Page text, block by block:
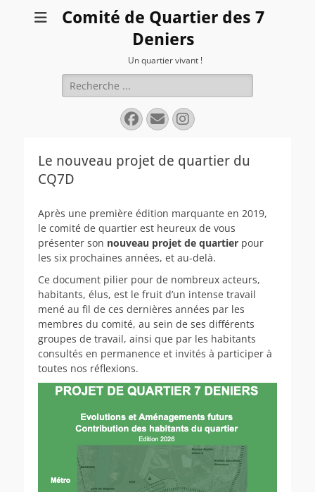
Comité de Quartier des 7
Deniers
Un quartier vivant !
Rechercher :
Facebook
E-
mail
Instagram
Le nouveau projet de quartier du
CQ7D
Après une première édition marquante en 2019,
le comité de quartier est heureux de vous
présenter son nouveau projet de quartier pour
les six prochaines années, et au-delà.
Ce document pilier pour de nombreux acteurs,
habitants, élus, est le fruit d’un intense travail
mené au fil de ces dernières années par les
membres du comité, au sein de ses différents
groupes de travail, ainsi que par les habitants
consultés en permanence et invités à participer à
toutes nos réflexions.